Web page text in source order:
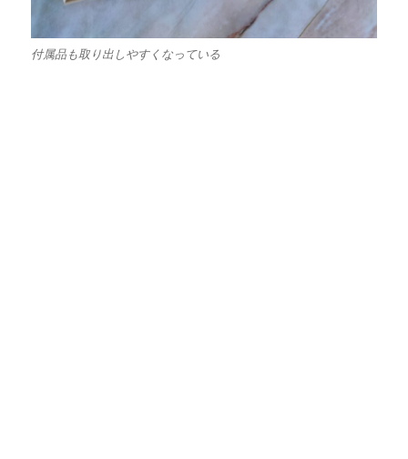
付属品も取り出しやすくなっている